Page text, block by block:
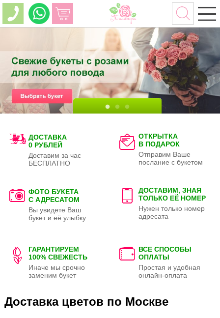
ДОСТАВКА
0 РУБЛЕЙ
Доставим за час
БЕСПЛАТНО
ОТКРЫТКА
В ПОДАРОК
Отправим Ваше
послание с букетом
ФОТО БУКЕТА
С АДРЕСАТОМ
Вы увидете Ваш
букет и её улыбку
ДОСТАВИМ, ЗНАЯ
ТОЛЬКО ЕЁ НОМЕР
Нужен только номер
адресата
ГАРАНТИРУЕМ
100% СВЕЖЕСТЬ
Иначе мы срочно
заменим букет
ВСЕ СПОСОБЫ
ОПЛАТЫ
Простая и удобная
онлайн-оплата
Доставка цветов по Москве